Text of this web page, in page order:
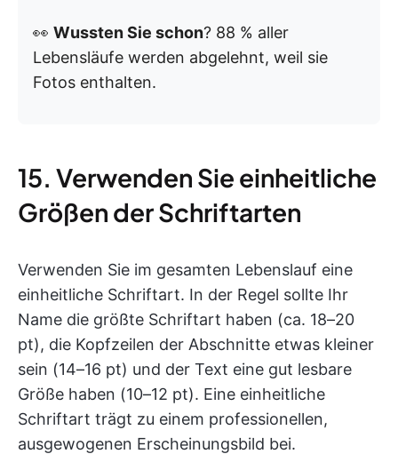
👀 Wussten Sie schon? 88 % aller
Lebensläufe werden abgelehnt, weil sie
Fotos enthalten.
15. Verwenden Sie einheitliche
Größen der Schriftarten
Verwenden Sie im gesamten Lebenslauf eine
einheitliche Schriftart. In der Regel sollte Ihr
Name die größte Schriftart haben (ca. 18–20
pt), die Kopfzeilen der Abschnitte etwas kleiner
sein (14–16 pt) und der Text eine gut lesbare
Größe haben (10–12 pt). Eine einheitliche
Schriftart trägt zu einem professionellen,
ausgewogenen Erscheinungsbild bei.